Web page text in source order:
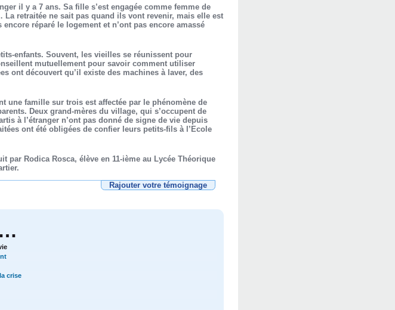
il y a 7 ans. Sa fille s’est engagée comme femme de
retraitée ne sait pas quand ils vont revenir, mais elle est
réparé le logement et n’ont pas encore amassé
enfants. Souvent, les vieilles se réunissent pour
mutuellement pour savoir comment utiliser
ont découvert qu’il existe des machines à laver, des
une famille sur trois est affectée par le phénomène de
Deux grand-mères du village, qui s’occupent de
à l’étranger n’ont pas donné de signe de vie depuis
ont été obligées de confier leurs petits-fils à l’Ecole
par Rodica Rosca, élève en 11-ième au Lycée Théorique
Rajouter votre témoignage
crise